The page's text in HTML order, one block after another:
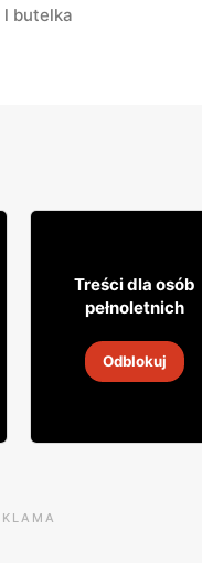
l butelka
64 99
30 sie 2026
Treści dla osób
pełnoletnich
Odblokuj